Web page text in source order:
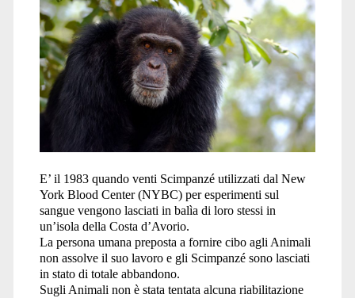
E’ il 1983 quando venti Scimpanzé utilizzati dal New
York Blood Center (NYBC) per esperimenti sul
sangue vengono lasciati in balìa di loro stessi in
un’isola della Costa d’Avorio.
La persona umana preposta a fornire cibo agli Animali
non assolve il suo lavoro e gli Scimpanzé sono lasciati
in stato di totale abbandono.
Sugli Animali non è stata tentata alcuna riabilitazione